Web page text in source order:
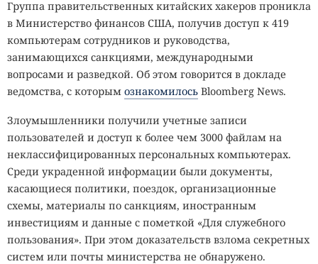
Группа правительственных китайских хакеров проникла
в Министерство финансов США, получив доступ к 419
компьютерам сотрудников и руководства,
занимающихся санкциями, международными
вопросами и разведкой. Об этом говорится в докладе
ведомства, с которым ознакомилось Bloomberg News.
Злоумышленники получили учетные записи
пользователей и доступ к более чем 3000 файлам на
неклассифицированных персональных компьютерах.
Среди украденной информации были документы,
касающиеся политики, поездок, организационные
схемы, материалы по санкциям, иностранным
инвестициям и данные с пометкой «Для служебного
пользования». При этом доказательств взлома секретных
систем или почты министерства не обнаружено.